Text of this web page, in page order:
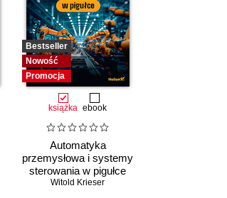
Bestseller
Nowość
Promocja
książka ebook
Automatyka
przemysłowa i systemy
sterowania w pigułce
Witold Krieser